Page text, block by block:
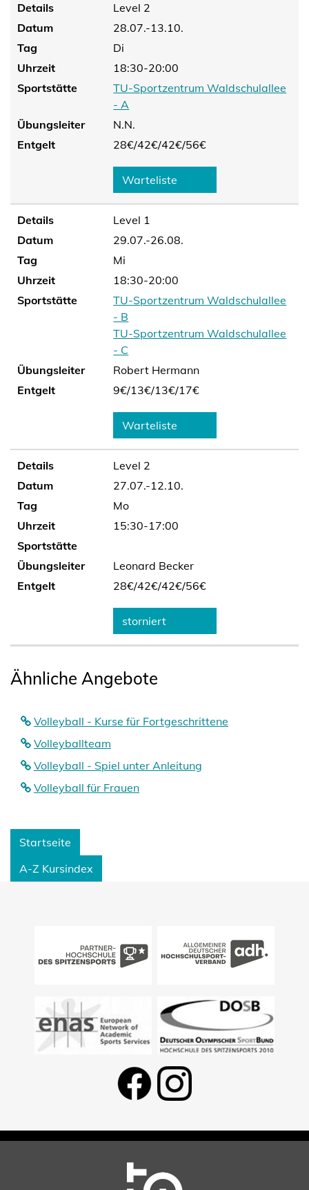
Details
Level 2
Datum
28.07.-13.10.
Tag
Di
Uhrzeit
18:30-20:00
Sportstätte
TU-Sportzentrum Waldschulallee
- A
Übungsleiter
N.N.
Entgelt
28€/42€/42€/56€
Warteliste
Details
Level 1
Datum
29.07.-26.08.
Tag
Mi
Uhrzeit
18:30-20:00
Sportstätte
TU-Sportzentrum Waldschulallee
- B
TU-Sportzentrum Waldschulallee
- C
Übungsleiter
Robert Hermann
Entgelt
9€/13€/13€/17€
Warteliste
Details
Level 2
Datum
27.07.-12.10.
Tag
Mo
Uhrzeit
15:30-17:00
Sportstätte
Übungsleiter
Leonard Becker
Entgelt
28€/42€/42€/56€
storniert
Ähnliche Angebote
Volleyball - Kurse für Fortgeschrittene
Volleyballteam
Volleyball - Spiel unter Anleitung
Volleyball für Frauen
Startseite
A-Z Kursindex